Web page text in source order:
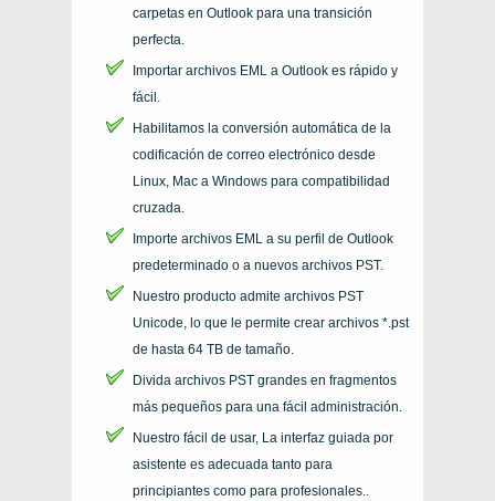
carpetas en Outlook para una transición
perfecta.
Importar archivos EML a Outlook es rápido y
fácil.
Habilitamos la conversión automática de la
codificación de correo electrónico desde
Linux, Mac a Windows para compatibilidad
cruzada.
Importe archivos EML a su perfil de Outlook
predeterminado o a nuevos archivos PST.
Nuestro producto admite archivos PST
Unicode, lo que le permite crear archivos *.pst
de hasta 64 TB de tamaño.
Divida archivos PST grandes en fragmentos
más pequeños para una fácil administración.
Nuestro fácil de usar, La interfaz guiada por
asistente es adecuada tanto para
principiantes como para profesionales..